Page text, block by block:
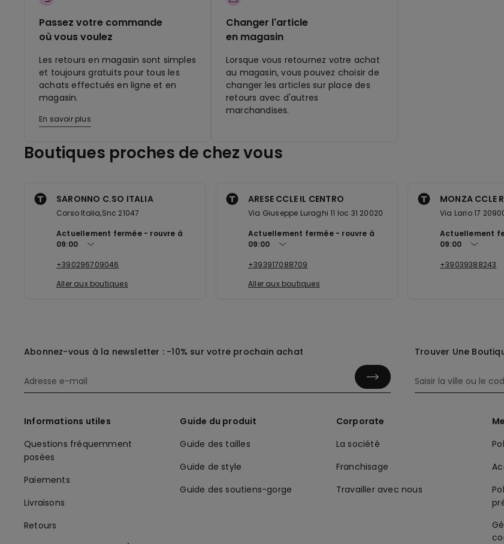
Passez votre commande
où vous voulez
Les retours en magasin sont simples
et toujours gratuits pour tous les
achats effectués en ligne et en
magasin.
En savoir plus
Changer l'article
en magasin
Lorsque vous retournez votre achat
au magasin, vous pouvez choisir de
changer les articles sur place des
retours avec d'autres
marchandises.
Boutiques proches de chez vous
SARONNO C.SO ITALIA
Corso Italia,Snc 21047
Actuellement fermée
rouvre à
09:00
+390296709046
Aller aux boutiques
ARESE CCLE IL CENTRO
Via Giuseppe Luraghi 11 loc 31 20020
Actuellement fermée
rouvre à
09:00
+393917088709
Aller aux boutiques
MONZA CCLE
Via Lario 17
Actuellement
09:00
+39039388243
Abonnez-vous à la newsletter : -10% sur votre prochain achat Trouver Une
Informations utiles
Questions fréquemment
posées
Paiements
Livraisons
Retours
Guide du produit
Guide des tailles
Guide de style
Guide des soutiens-gorge
Corporate
La société
Franchisage
Travailler avec nous